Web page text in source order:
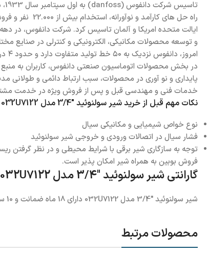
و توسعه محصولات مکانیکی، الکترونیکی و کنترلی در صنایع
در بخش محصولات اتوماسیون صنعتی دانفوس، کاربران به منبع
پایداری و نو آوری در محصولات، سبب ارتباط دائمی و طولانی
خدمات فنی و مهندسی قبل و پس از فروش ویژه در خدمت
نکات مهم قبل از خرید شیر سولنوئید "3/4 مدل 032U7122
نوع خواص شیمیایی و مکانیکی سیال
فشار سیال در اتصالات ورودی و خروجی شیر سولنوئید
توجه به سازگاری شیر برقی با شرایط محیطی و در نظر گرفتن
فروش بوبین به همراه شیر امکان پذیر است.
گارانتیشیر سولنوئید "3/4 مدل 032U7122
شیر سولنوئید "3/4 مدل 032U7122 دارای 18 ماه ضمانت و 10 سال خدمات پس از فروش شرکت آبتین می باشند. شایان ذکر است فروشگاه چشمک نماینده رسمی شرکت آبتین می باشد.
محصولات مرتبط